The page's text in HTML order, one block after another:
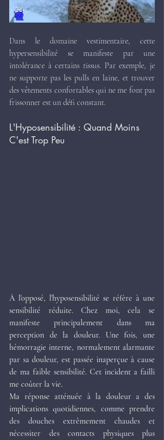
Dans le domaine vestimentaire, cette
hypersensibilité se manifeste par une
intolérance à certains tissus. Par exemple, je
ne supporte pas les pulls en laine, et trouver
des vêtements confortables qui ne me font pas
frissonner est un défi constant.
L'Hyposensibilité : Quand Moins
C'est Trop Peu
À l'opposé, l'hyposensibilité se réfère à une
sensibilité réduite. Chez moi, cela se
manifeste principalement dans ma
perception de la douleur. Une fois, une
hémorragie interne, normalement alarmante
par sa douleur, est passée inaperçue à cause
de ma faible sensibilité. Cet incident a failli
me coûter la vie.
Ma réponse atténuée à la douleur a des
implications quotidiennes, comme prendre
des douches extrêmement chaudes et
nécessiter des contacts physiques plus